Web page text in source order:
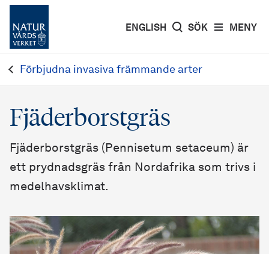
MENY
ENGLISH SÖK
Förbjudna invasiva främmande arter
Fjäderborstgräs
Fjäderborstgräs (Pennisetum setaceum) är
ett prydnadsgräs från Nordafrika som trivs i
medelhavsklimat.